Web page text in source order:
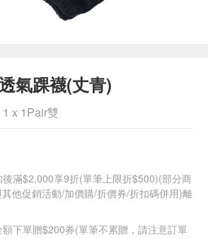
氣踝襪(丈青)
x 1Pair雙
滿$2,000享9折(單筆上限折$500)(部分商
他促銷活動/加價購/折價券/折扣碼併用)離
下單贈$200券(單筆不累贈，請注意訂單